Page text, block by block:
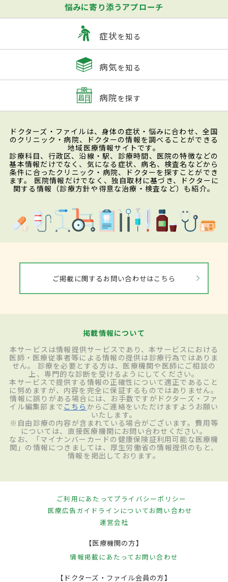
悩みに寄り添うアプローチ
症状を知る
病気を知る
病院を探す
ドクターズ・ファイルは、身体の症状・悩みに合わせ、全国
のクリニック・病院、ドクターの情報を調べることができる
地域医療情報サイトです。
診療科目、行政区、沿線・駅、診療時間、医院の特徴などの
基本情報だけでなく、気になる症状、病名、検査名などから
条件に合ったクリニック・病院、ドクターを探すことができ
ます。 医院情報だけでなく、独自取材に基づき、ドクターに
関する情報（診療方針や得意な治療・検査など）も紹介。
ご掲載に関するお問い合わせはこちら
掲載情報について
本サービスは情報提供サービスであり、本サービスにおける
医師・医療従事者等による情報の提供は診療行為ではありま
せん。 診療を必要とする方は、医療機関や医師にご相談の
上、専門的な診断を受けるようにしてください。
本サービスで提供する情報の正確性について適正であること
に努めますが、内容を完全に保証するものではありません。
情報に誤りがある場合には、お手数ですがドクターズ・ファ
イル編集部まで こちら からご連絡をいただけますようお願い
いたします。
※自由診療の内容が含まれている場合がございます。費用等
については、直接医療機関にお問い合わせください。
なお、「マイナンバーカードの健康保険証利用可能な医療機
関」の情報につきましては、厚生労働省の情報提供のもと、
情報を掲出しております。
ご利用にあたってプライバシーポリシー
医療広告ガイドラインについてお問い合わせ
運営会社
【医療機関の方】
情報掲載にあたって お問い合わせ
【ドクターズ・ファイル会員の方】